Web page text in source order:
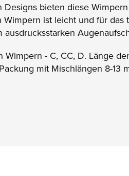
Designs bieten diese
ist leicht und für
- C, CC, D. Länge
mit Mischlängen 8-13